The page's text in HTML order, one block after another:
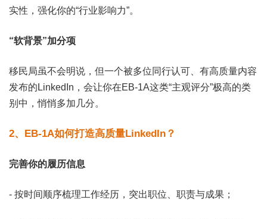
实性，强化你的“行业影响力”。
“软背景”加分项
移民局虽不会明说，但一个被多位同行认可、有高质量内容
发布的LinkedIn，会让你在EB-1A这类“主观评分”极高的类
别中，悄悄多加几分。
2、EB-1A如何打造高质量LinkedIn？
完善你的履历信息
- 按时间顺序梳理工作经历，突出职位、职责与成果；